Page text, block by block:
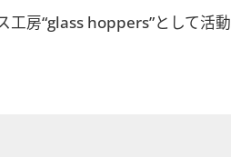
工房“glass hoppers”として活動